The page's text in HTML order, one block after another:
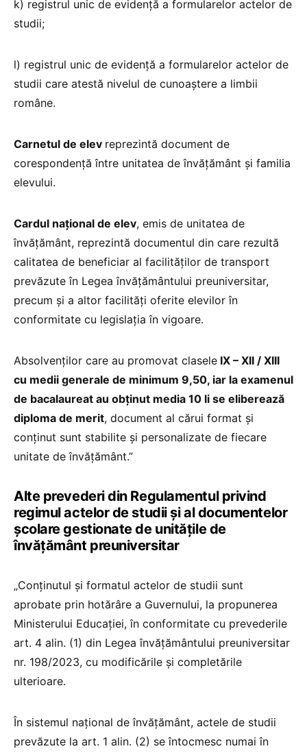
k) registrul unic de evidenţă a formularelor actelor de
studii;
l) registrul unic de evidență a formularelor actelor de
studii care atestă nivelul de cunoaştere a limbii
române.
Carnetul de elev reprezintă document de
corespondenţă între unitatea de învăţământ şi familia
elevului.
Cardul naţional de elev, emis de unitatea de
învățământ, reprezintă documentul din care rezultă
calitatea de beneficiar al facilităților de transport
prevăzute în Legea învățământului preuniversitar,
precum și a altor facilități oferite elevilor în
conformitate cu legislația în vigoare.
Absolvenților care au promovat clasele IX – XII / XIII
cu medii generale de minimum 9,50, iar la examenul
de bacalaureat au obținut media 10 li se eliberează
diploma de merit, document al cărui format și
conținut sunt stabilite și personalizate de fiecare
unitate de învățământ.”
Alte prevederi din Regulamentul privind
regimul actelor de studii şi al documentelor
şcolare gestionate de unităţile de
învăţământ preuniversitar
„Conţinutul şi formatul actelor de studii sunt
aprobate prin hotărâre a Guvernului, la propunerea
Ministerului Educaţiei, în conformitate cu prevederile
art. 4 alin. (1) din Legea învățământului preuniversitar
nr. 198/2023, cu modificările și completările
ulterioare.
În sistemul naţional de învăţământ, actele de studii
prevăzute la art. 1 alin. (2) se întocmesc numai în